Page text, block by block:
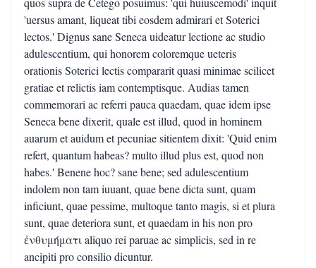
'uersus amant, liqueat tibi eosdem admirari et Soterici
lectos.' Dignus sane Seneca uideatur lectione ac studio
adulescentium, qui honorem coloremque ueteris
orationis Soterici lectis compararit quasi minimae scilicet
gratiae et relictis iam contemptisque. Audias tamen
commemorari ac referri pauca quaedam, quae idem ipse
Seneca bene dixerit, quale est illud, quod in hominem
auarum et auidum et pecuniae sitientem dixit: 'Quid enim
refert, quantum habeas? multo illud plus est, quod non
habes.' Benene hoc? sane bene; sed adulescentium
indolem non tam iuuant, quae bene dicta sunt, quam
inficiunt, quae pessime, multoque tanto magis, si et plura
sunt, quae deteriora sunt, et quaedam in his non pro
ἐνθυμήματι aliquo rei paruae ac simplicis, sed in re
ancipiti pro consilio dicuntur.